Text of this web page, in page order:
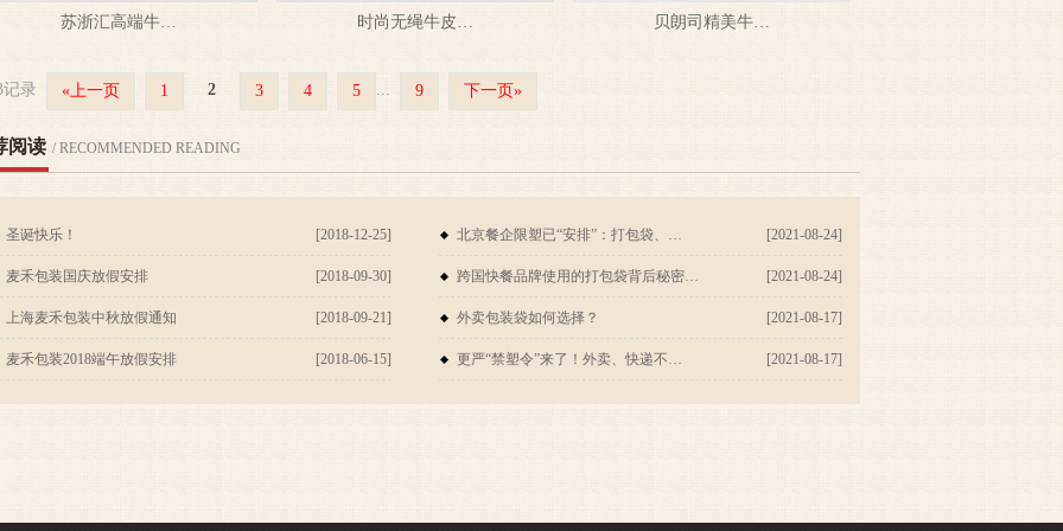
苏浙汇高端牛… 时尚无绳牛皮… 贝朗司精美牛…
记录 «上一页 1 2 3 4 5 ... 9 下一页»
阅读 / RECOMMENDED READING
圣诞快乐！ [2018-12-25]
麦禾包装国庆放假安排 [2018-09-30]
上海麦禾包装中秋放假通知 [2018-09-21]
麦禾包装2018端午放假安排 [2018-06-15]
北京餐企限塑已“安排”：打包袋、… [2021-08-24]
跨国快餐品牌使用的打包袋背后秘密… [2021-08-24]
外卖包装袋如何选择？ [2021-08-17]
更严“禁塑令”来了！外卖、快递不… [2021-08-17]